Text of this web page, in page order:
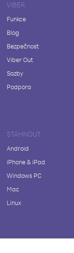
VIBER
Funkce
Blog
Bezpečnost
Viber Out
Sazby
Podpora
STÁHNOUT
Android
iPhone & iPad
Windows PC
Mac
Linux